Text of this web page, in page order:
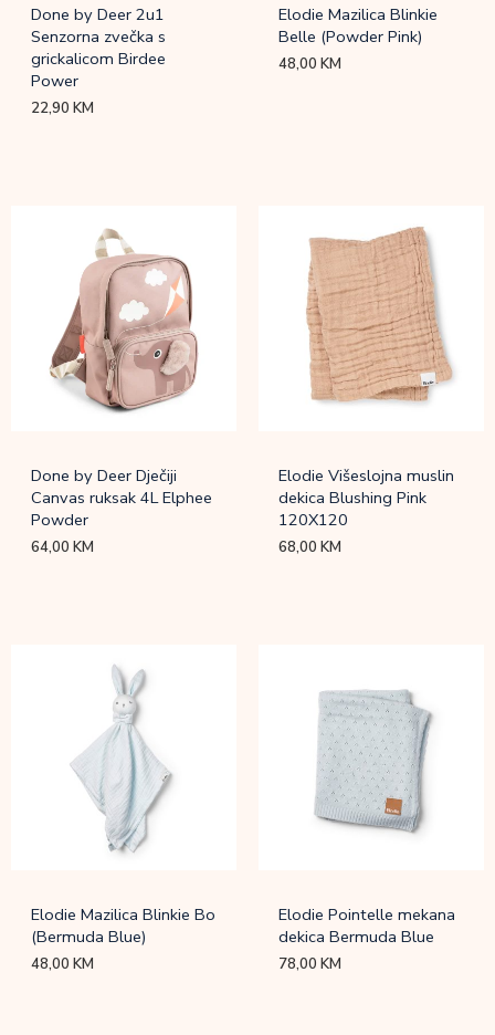
Done by Deer 2u1
Senzorna zvečka s
grickalicom Birdee
Power
22,90KM
Elodie Mazilica Blinkie
Belle (Powder Pink)
48,00KM
Done by Deer Dječiji
Canvas ruksak 4L Elphee
Powder
64,00KM
Elodie Višeslojna muslin
dekica Blushing Pink
120X120
68,00KM
Elodie Mazilica Blinkie Bo
(Bermuda Blue)
48,00KM
Elodie Pointelle mekana
dekica Bermuda Blue
78,00KM